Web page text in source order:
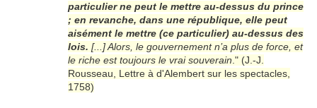
particulier ne peut le mettre au-dessus du prince
; en revanche, dans une république, elle peut
aisément le mettre (ce particulier) au-dessus des
lois. [...] Alors, le gouvernement n’a plus de force, et
le riche est toujours le vrai souverain ." (J.-J.
Rousseau, Lettre à d'Alembert sur les spectacles,
1758)